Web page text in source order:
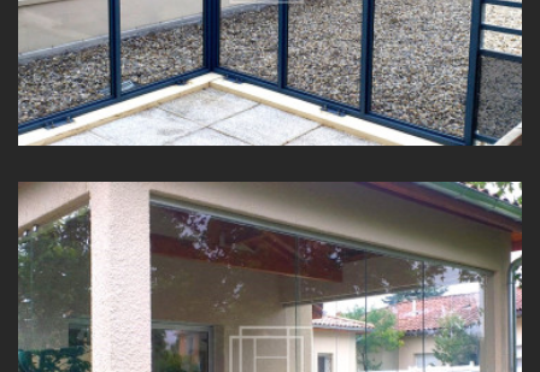
CLOISON VITRÉE COULISSANTE SUR MESURE PROCHE DE
CHÂTILLON-SUR-CHALARONNE (01)